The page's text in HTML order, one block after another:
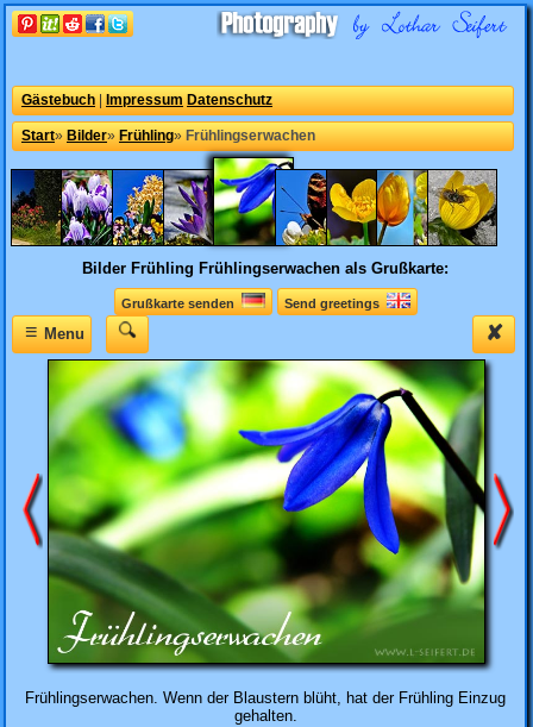
Gästebuch Impressum Datenschutz
Start» Bilder» Frühling» Frühlingserwachen
Bilder Frühling Frühlingserwachen als Grußkarte:
Grußkarte senden Send greetings
✘
≡Menu
Frühlingserwachen. Wenn der Blaustern blüht, hat der Frühling Einzug
gehalten.